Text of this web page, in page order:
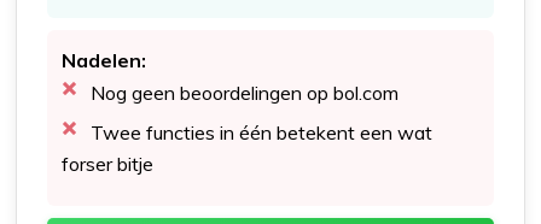
Nadelen:
Nog geen beoordelingen op bol.com
Twee functies in één betekent een wat
forser bitje